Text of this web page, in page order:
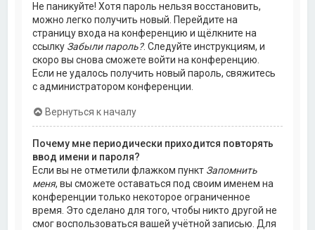
Не паникуйте! Хотя пароль нельзя восстановить,
можно легко получить новый. Перейдите на
страницу входа на конференцию и щёлкните на
ссылку Забыли пароль?. Следуйте инструкциям, и
скоро вы снова сможете войти на конференцию.
Если не удалось получить новый пароль, свяжитесь
с администратором конференции.
Вернуться к началу
Почему мне периодически приходится повторять
ввод имени и пароля?
Если вы не отметили флажком пункт Запомнить
меня, вы сможете оставаться под своим именем на
конференции только некоторое ограниченное
время. Это сделано для того, чтобы никто другой не
смог воспользоваться вашей учётной записью. Для